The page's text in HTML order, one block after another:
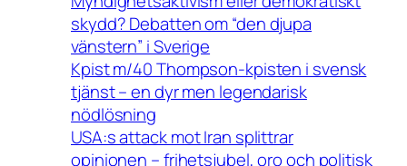
skydd? Debatten om “den djupa
vänstern” i Sverige
Kpist m/40 Thompson-kpisten i svensk
tjänst – en dyr men legendarisk
nödlösning
USA:s attack mot Iran splittrar
opinionen – frihetsjubel, oro och politisk